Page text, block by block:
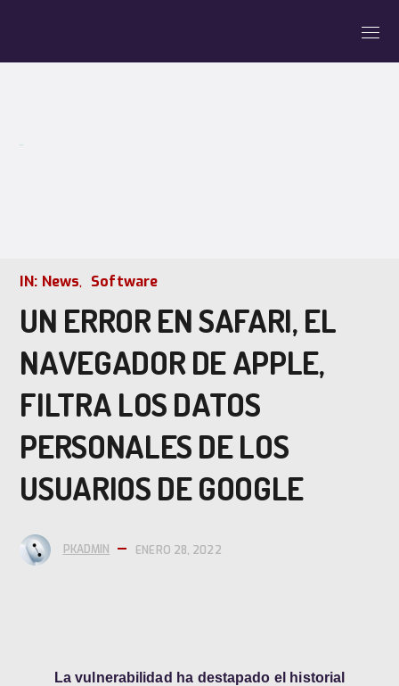
IN: News Software
UN ERROR EN SAFARI, EL
NAVEGADOR DE APPLE,
FILTRA LOS DATOS
PERSONALES DE LOS
USUARIOS DE GOOGLE
PKADMIN ENERO 28, 2022
La vulnerabilidad ha destapado el historial